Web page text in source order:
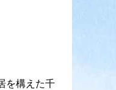
を構えた千